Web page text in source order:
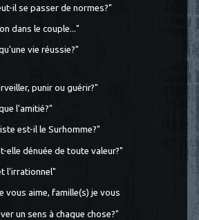
il se passer de normes?"
dans le couple..."
vie réussie?"
punir ou guérir?"
l'amitié?"
est-il le Surhomme?"
elle dénuée de toute valeur?"
l'irrationnel"
vous aime, famille(s) je vous
un sens à chaque chose?"